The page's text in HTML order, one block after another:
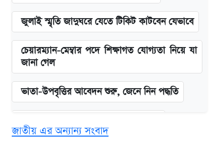
জুলাই স্মৃতি জাদুঘরে যেতে টিকিট কাটবেন যেভাবে
চেয়ারম্যান-মেম্বার পদে শিক্ষাগত যোগ্যতা নিয়ে যা
জানা গেল
ভাতা-উপবৃত্তির আবেদন শুরু, জেনে নিন পদ্ধতি
জাতীয় এর অন্যান্য সংবাদ